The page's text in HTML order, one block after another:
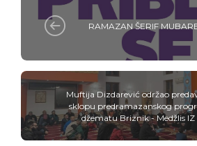
RAMAZAN ŠERIF
Muftija Dizdarević održao
sklopu predramazanskog
džematu Briznik - Medžlis IZ